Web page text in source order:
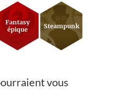
Fantasy
épique
Steampunk
vous